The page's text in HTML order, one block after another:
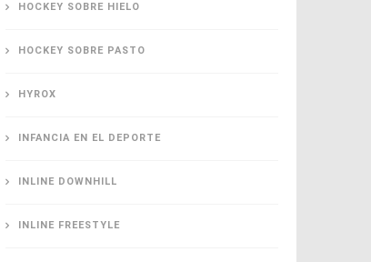
HOCKEY SOBRE HIELO
HOCKEY SOBRE PASTO
HYROX
INFANCIA EN EL DEPORTE
INLINE DOWNHILL
INLINE FREESTYLE